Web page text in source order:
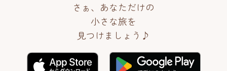
さぁ、あなただけの
小さな旅を
見つけましょう♪